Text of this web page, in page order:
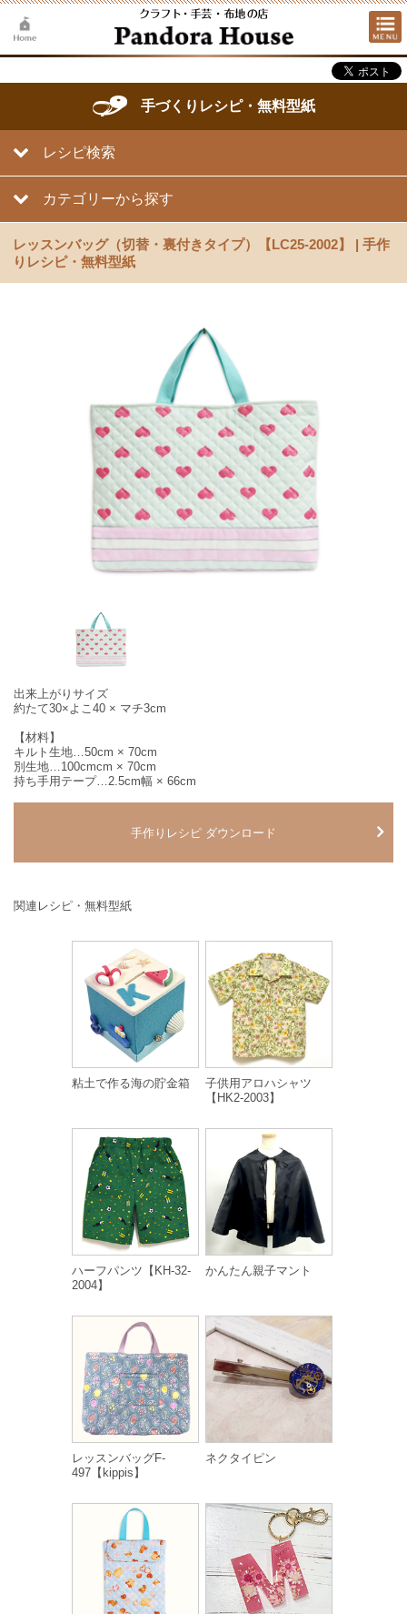
手づくりレシピ・無料型紙
レシピ検索
カテゴリーから探す
レッスンバッグ（切替・裏付きタイプ）【LC25-2002】 | 手作
りレシピ・無料型紙
出来上がりサイズ
約たて30×よこ40 × マチ3cm
【材料】
キルト生地…50cm × 70cm
別生地…100cmcm × 70cm
持ち手用テープ…2.5cm幅 × 66cm
手作りレシピ ダウンロード
関連レシピ・無料型紙
粘土で作る海の貯金箱
子供用アロハシャツ
【HK2-2003】
ハーフパンツ【KH-32-
2004】
かんたん親子マント
レッスンバッグF-
497【kippis】
ネクタイピン